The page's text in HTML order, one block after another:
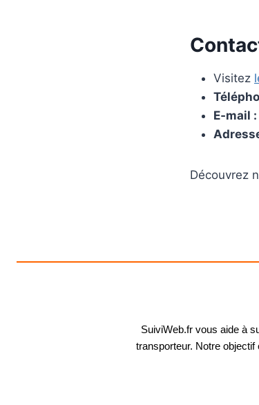
Visitez
E‑mail :
Découvrez
SuiviWeb.fr vous aide à
transporteur. Notre